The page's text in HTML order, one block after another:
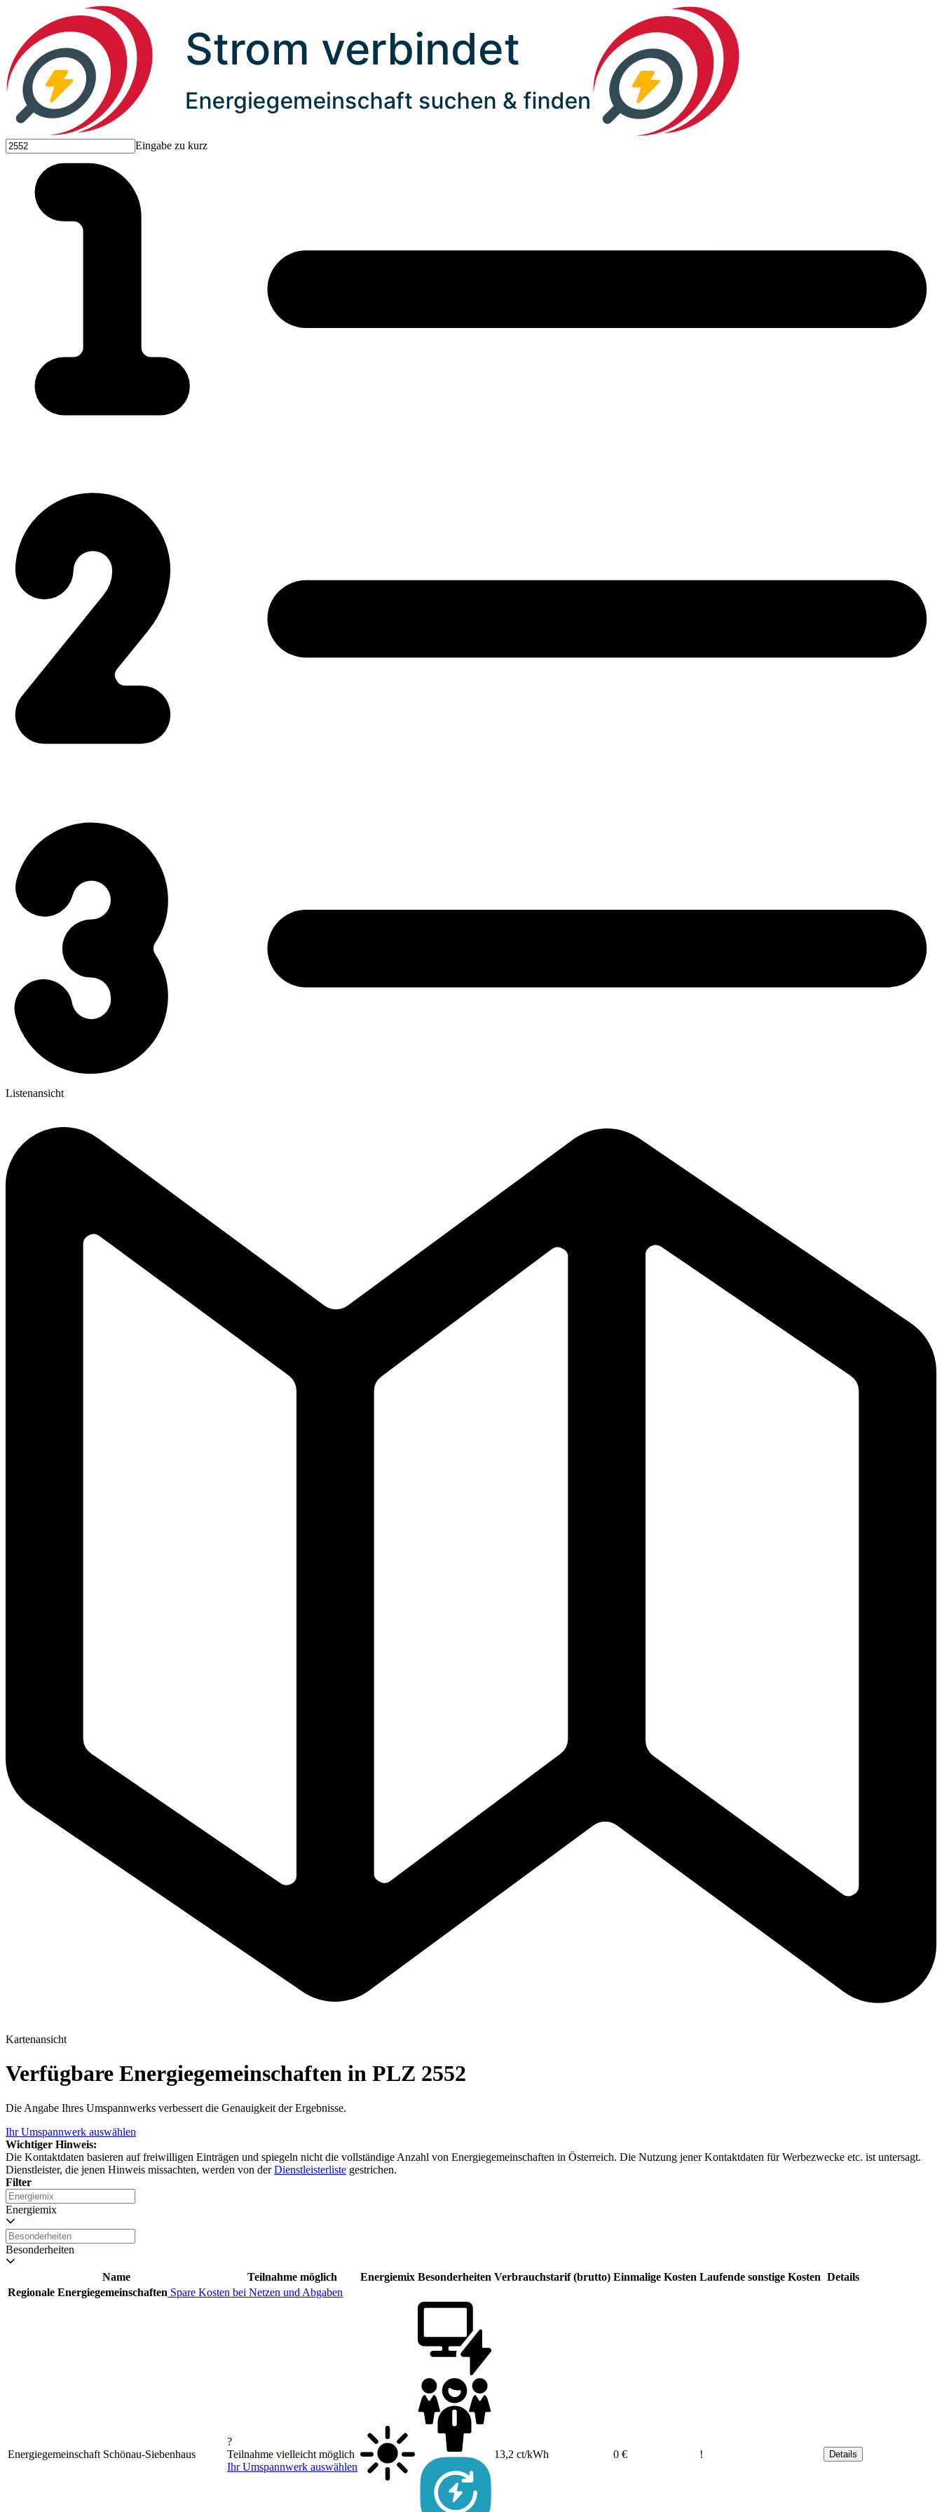
Eingabe zu kurz
Listenansicht
Kartenansicht
Verfügbare Energiegemeinschaften in PLZ 2552
Die Angabe Ihres Umspannwerks verbessert die Genauigkeit der Ergebnisse.
Ihr Umspannwerk auswählen
Wichtiger Hinweis:
Die Kontaktdaten basieren auf freiwilligen Einträgen und spiegeln nicht die vollständige Anzahl von Energiegemeinschaften in Österreich. Die Nutzung jener Kontaktdaten für Werbezwecke etc. ist untersagt.
Dienstleister, die jenen Hinweis missachten, werden von derDienstleisterliste gestrichen.
Filter
Energiemix
Besonderheiten
Name Teilnahme möglich Energiemix Besonderheiten Verbrauchstarif (brutto) Einmalige Kosten Laufende sonstige Kosten Details
Regionale Energiegemeinschaften Spare Kosten bei Netzen und Abgaben
Energiegemeinschaft Schönau-Siebenhaus
?
Teilnahme vielleicht möglich
Ihr Umspannwerk auswählen
13,2 ct/kWh 0 € ! Details